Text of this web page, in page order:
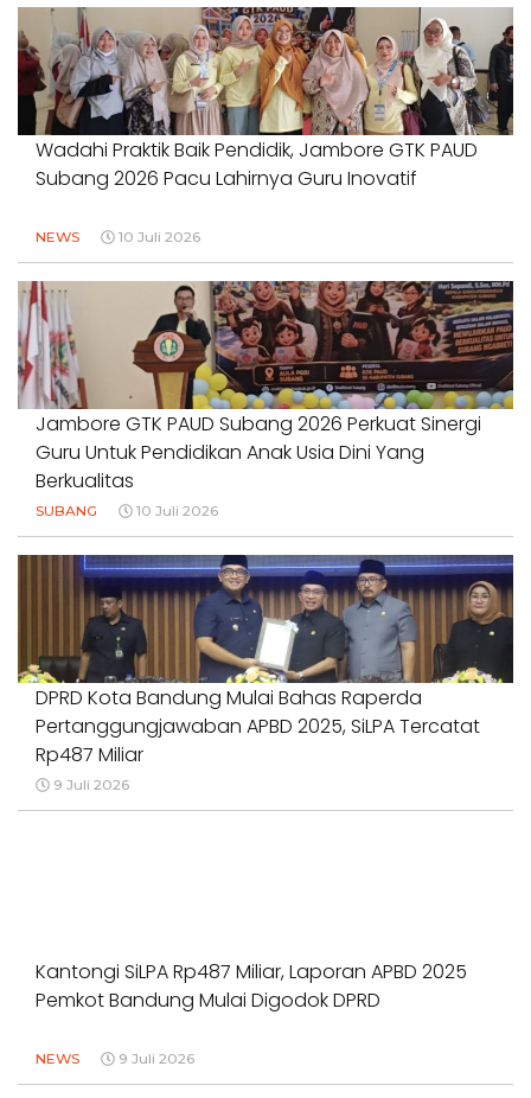
Wadahi Praktik Baik Pendidik, Jambore GTK PAUD
Subang 2026 Pacu Lahirnya Guru Inovatif
NEWS 10 Juli 2026
Jambore GTK PAUD Subang 2026 Perkuat Sinergi
Guru Untuk Pendidikan Anak Usia Dini Yang
Berkualitas
SUBANG 10 Juli 2026
DPRD Kota Bandung Mulai Bahas Raperda
Pertanggungjawaban APBD 2025, SiLPA Tercatat
Rp487 Miliar
9 Juli 2026
Kantongi SiLPA Rp487 Miliar, Laporan APBD 2025
Pemkot Bandung Mulai Digodok DPRD
NEWS 9 Juli 2026